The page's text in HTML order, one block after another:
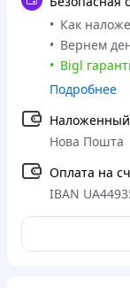
Как
Вернем
Bigl
Подробнее
Нова Пошта
Оплата на
IBAN